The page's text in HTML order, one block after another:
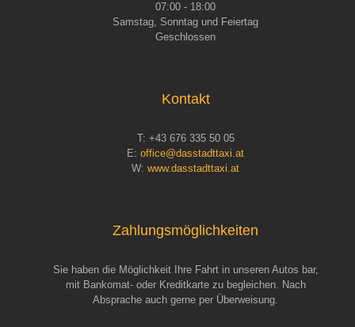
07:00 - 18:00
Samstag, Sonntag und Feiertag
Geschlossen
Kontakt
T: +43 676 335 50 05
E: office@dasstadttaxi.at
W: www.dasstadttaxi.at
Zahlungsmöglichkeiten
Sie haben die Möglichkeit Ihre Fahrt in unseren Autos bar,
mit Bankomat- oder Kreditkarte zu begleichen. Nach
Absprache auch gerne per Überweisung.